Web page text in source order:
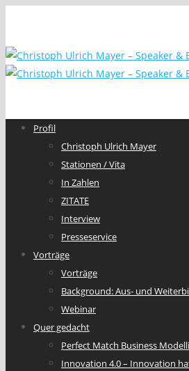
Profil
Christoph Ulrich Mayer
Stationen / Vita
In Zahlen
ZITATE
Interview
Presseservice
Vorträge
Vorträge
Background: Aus- und
Webinar
Quer gedacht
Perfect Match Business
Innovation 4.0 – Innovation